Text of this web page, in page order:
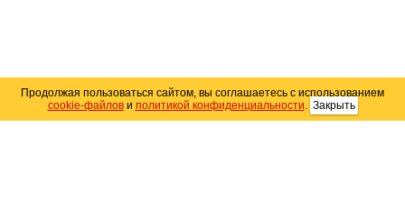
Продолжая пользоваться сайтом, вы соглашаетесь с использованием
cookie-файлови политикой конфиденциальности. Закрыть